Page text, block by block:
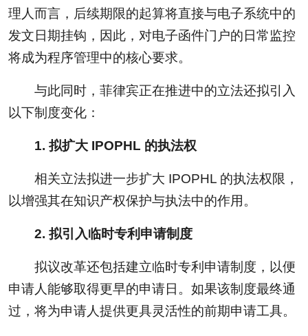
理人而言，后续期限的起算将直接与电子系统中的
发文日期挂钩，因此，对电子函件门户的日常监控
将成为程序管理中的核心要求。
与此同时，菲律宾正在推进中的立法还拟引入
以下制度变化：
1. 拟扩大 IPOPHL 的执法权
相关立法拟进一步扩大 IPOPHL 的执法权限，
以增强其在知识产权保护与执法中的作用。
2. 拟引入临时专利申请制度
拟议改革还包括建立临时专利申请制度，以便
申请人能够取得更早的申请日。如果该制度最终通
过，将为申请人提供更具灵活性的前期申请工具。